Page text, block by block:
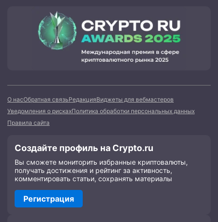
О насОбратная связьРедакцияВиджеты для вебмастеров
Уведомления о рискахПолитика обработки персональных данных
Правила сайта
Создайте профиль на Crypto.ru
Вы сможете мониторить избранные криптовалюты,
получать достижения и рейтинг за активность,
комментировать статьи, сохранять материалы
Регистрация